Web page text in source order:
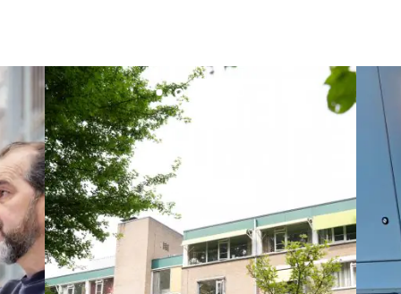
Qivy
Qivy Habitat
Qivy Tertiaire
Roiret Energies
Roiret Transport
Saga Tertiaire
Salendre Réseaux
Santerne Alsace
Santerne Angouleme